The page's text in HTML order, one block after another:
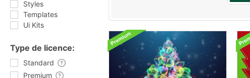
Styles
Templates
Ui Kits
Type de licence:
Standard
Premium